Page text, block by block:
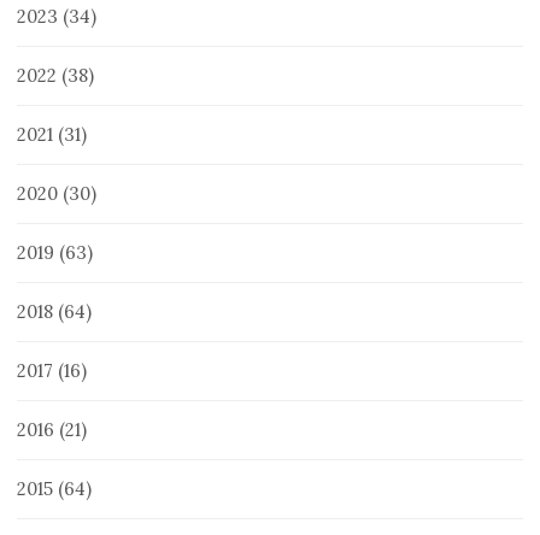
2023 (34)
2022 (38)
2021 (31)
2020 (30)
2019 (63)
2018 (64)
2017 (16)
2016 (21)
2015 (64)